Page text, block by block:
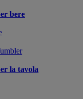
bere
la tavola